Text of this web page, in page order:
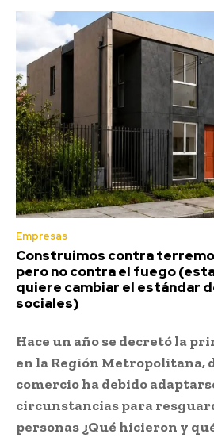
Empresas
Construimos contra
pero no contra el fuego
quiere cambiar el estándar
sociales)
Hace un año se decretó la
en la Región Metropolitana,
comercio ha debido
circunstancias para
personas ¿Qué hicieron y